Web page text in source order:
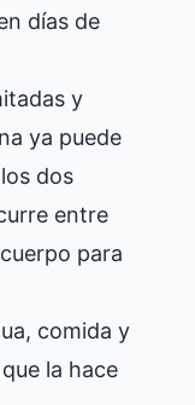
días de
y
ya puede
dos
entre
para
comida y
la hace